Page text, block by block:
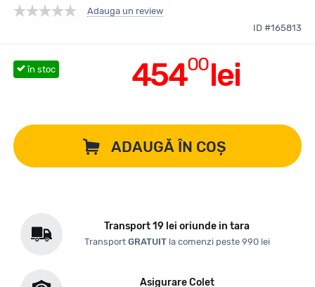
Adauga un review
ID #165813
45400lei
în stoc
ADAUGĂ ÎN COȘ
Transport 19 lei oriunde in tara
Transport GRATUITla comenzi peste 990 lei
Asigurare Colet